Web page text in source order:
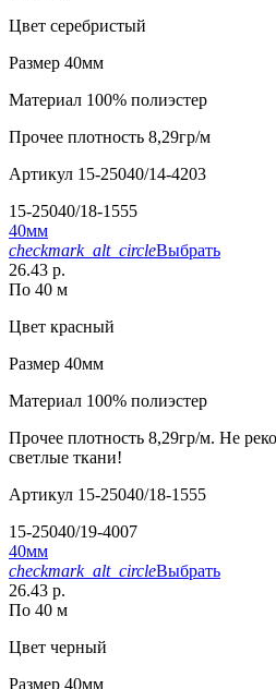
Цвет серебристый
Размер 40мм
Материал 100% полиэстер
Прочее плотность 8,29гр/м
Артикул 15-25040/14-4203
15-25040/18-1555
40мм
checkmark_alt_circleВыбрать
26.43 р.
По 40 м
Цвет красный
Размер 40мм
Материал 100% полиэстер
Прочее плотность 8,29гр/м. Не
светлые ткани!
Артикул 15-25040/18-1555
15-25040/19-4007
40мм
checkmark_alt_circleВыбрать
26.43 р.
По 40 м
Цвет черный
Размер 40мм